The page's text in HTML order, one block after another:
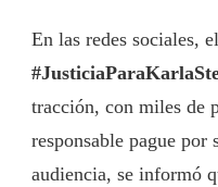
En las redes sociales,
tracción, con miles de
responsable pague
audiencia, se informó